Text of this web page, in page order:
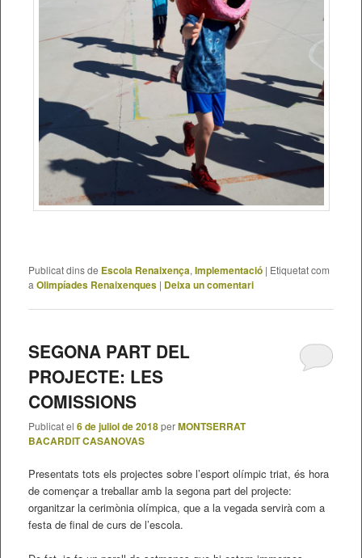
Publicat dins de Escola Renaixença, Implementació | Etiquetat com
a Olimpíades Renaixenques | Deixa un comentari
SEGONA PART DEL
PROJECTE: LES
COMISSIONS
Publicat el 6 de juliol de 2018perMONTSERRAT
BACARDIT CASANOVAS
Presentats tots els projectes sobre l’esport olímpic triat, és hora
de començar a treballar amb la segona part del projecte:
organitzar la cerimònia olímpica, que a la vegada servirà com a
festa de final de curs de l’escola.